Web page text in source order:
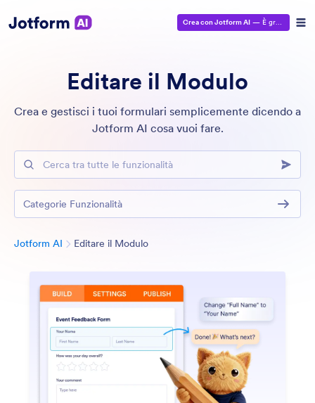
Crea con Jotform AI — È gratuito!
Editare il Modulo
Crea e gestisci i tuoi formulari semplicemente dicendo a
Jotform AI cosa vuoi fare.
Cerca tra tutte le funzionalità
Jotform AI Editare il ModuloCategoria
Categorie Funzionalità